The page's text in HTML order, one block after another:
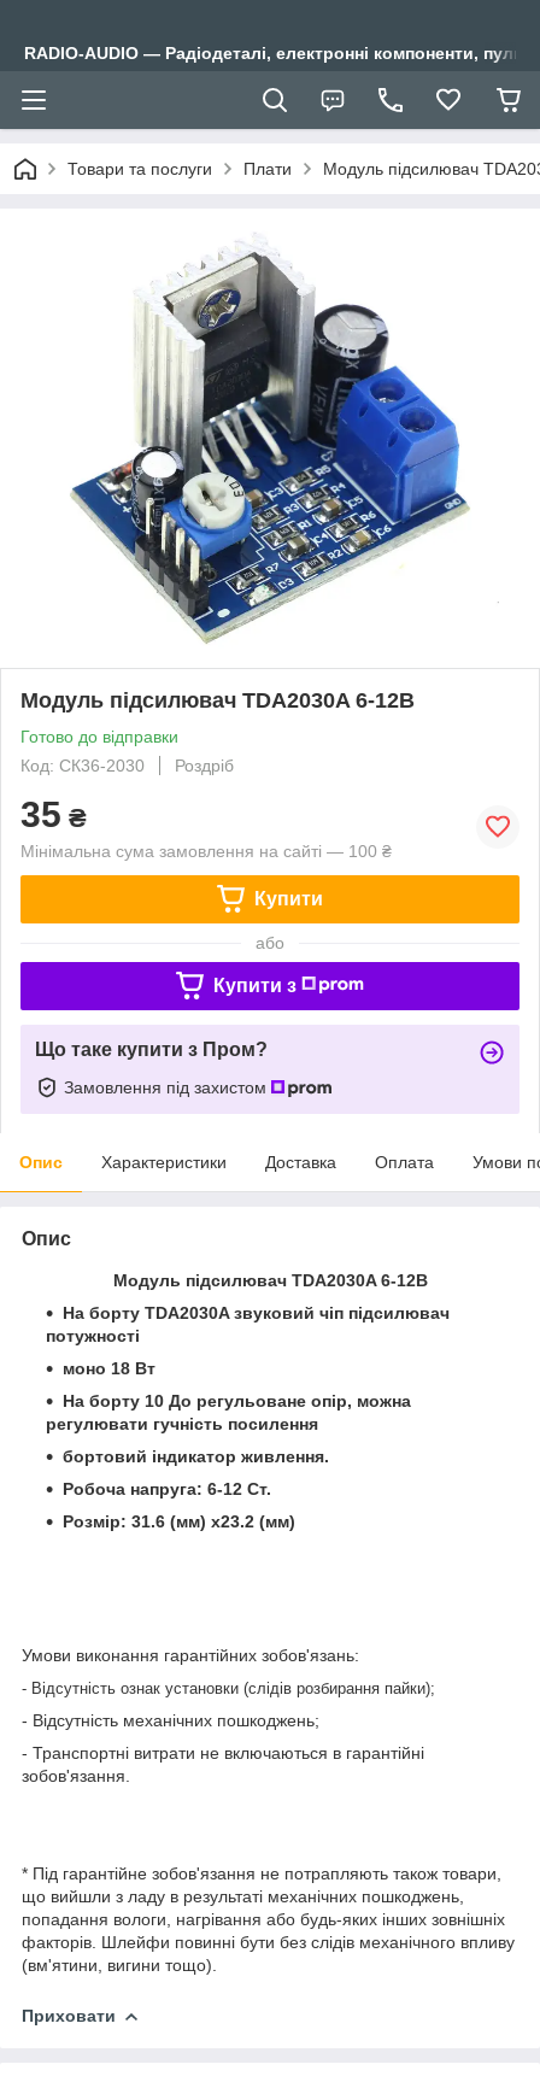
RADIO-AUDIO — Радіодеталі, електронні компоненти,
Товари та послуги Плати Модуль підсилювач
Модуль підсилювач TDA2030A 6-12В
Готово до відправки
Код: СК36-2030
Роздріб
35 ₴
Мінімальна сума замовлення на сайті — 100 ₴
Купити
або
Купити з
Що таке купити з Пром?
Замовлення під захистом
Опис Характеристики Доставка Оплата Умови
Опис
Модуль підсилювач TDA2030A 6-12В
На борту TDA2030A звуковий чіп підсилювач
потужності
моно 18 Вт
На борту 10 До регульоване опір, можна
регулювати гучність посилення
бортовий індикатор живлення.
Робоча напруга: 6-12 Ст.
Розмір: 31.6 (мм) x23.2 (мм)
Умови виконання гарантійних зобов'язань:
- Відсутність ознак установки (слідів розбирання пайки);
- Відсутність механічних пошкоджень;
- Транспортні витрати не включаються в гарантійні
зобов'язання.
* Під гарантійне зобов'язання не потрапляють також товари,
що вийшли з ладу в результаті механічних пошкоджень,
попадання вологи, нагрівання або будь-яких інших зовнішніх
факторів. Шлейфи повинні бути без слідів механічного впливу
(вм'ятини, вигини тощо).
Приховати